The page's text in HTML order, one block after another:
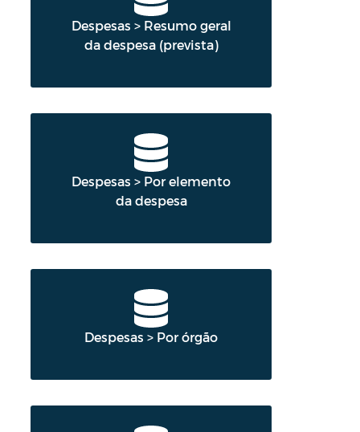
Despesas > Resumo geral
da despesa (prevista)
Despesas > Por elemento
da despesa
Despesas > Por órgão